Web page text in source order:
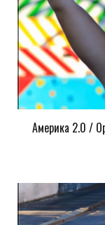
комментариях. А
Америка 2.0 /